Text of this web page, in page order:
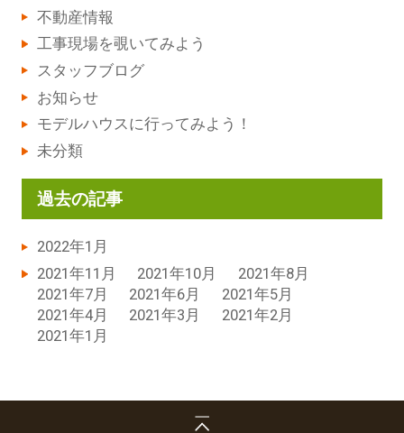
不動産情報
工事現場を覗いてみよう
スタッフブログ
お知らせ
モデルハウスに行ってみよう！
未分類
過去の記事
2022年1月
2021年11月
2021年10月
2021年8月
2021年7月
2021年6月
2021年5月
2021年4月
2021年3月
2021年2月
2021年1月